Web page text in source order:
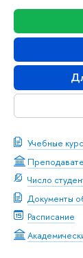
Учебные
Число
Документы
Расписание